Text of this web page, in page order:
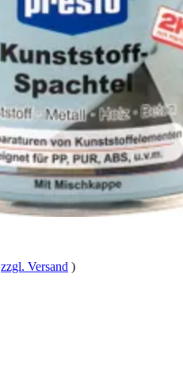
zzgl. Versand )